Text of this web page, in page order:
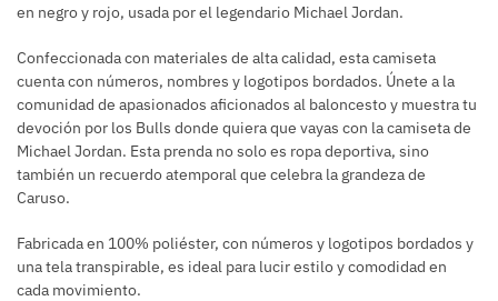
en negro y rojo, usada por el legendario Michael Jordan.
Confeccionada con materiales de alta calidad, esta camiseta
cuenta con números, nombres y logotipos bordados. Únete a la
comunidad de apasionados aficionados al baloncesto y muestra tu
devoción por los Bulls donde quiera que vayas con la camiseta de
Michael Jordan. Esta prenda no solo es ropa deportiva, sino
también un recuerdo atemporal que celebra la grandeza de
Caruso.
Fabricada en 100% poliéster, con números y logotipos bordados y
una tela transpirable, es ideal para lucir estilo y comodidad en
cada movimiento.